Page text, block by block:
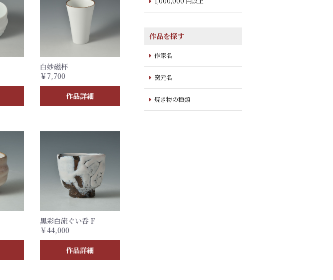
白妙磁杯
￥7,700
作品詳細
黒彩白流ぐい呑 F
￥44,000
作品詳細
作品を探す
作家名
窯元名
焼き物の種類